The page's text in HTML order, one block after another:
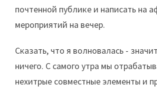
почтенной публике и написать на
мероприятий на вечер.
Сказать, что я волновалась -
ничего. С самого утра мы
нехитрые совместные элементы и